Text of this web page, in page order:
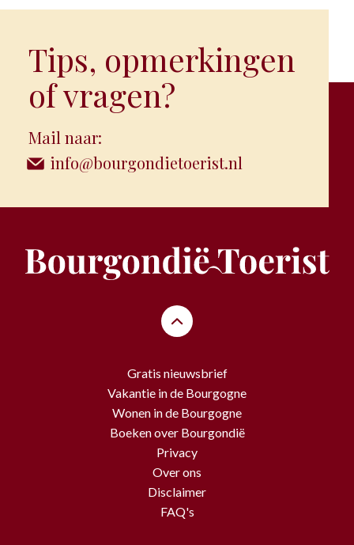
Tips, opmerkingen
of vragen?
Mail naar:
info@bourgondietoerist.nl
Gratis nieuwsbrief
Vakantie in de Bourgogne
Wonen in de Bourgogne
Boeken over Bourgondië
Privacy
Over ons
Disclaimer
FAQ's